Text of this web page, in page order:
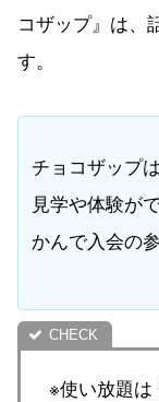
コザップ』は、
す。
チョコザップ
見学や体験が
かんで入会の
※使い放題は